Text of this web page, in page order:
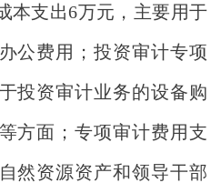
本支出6万元，主要用于
公费用；投资审计专项
投资审计业务的设备购
方面；专项审计费用支
然资源资产和领导干部